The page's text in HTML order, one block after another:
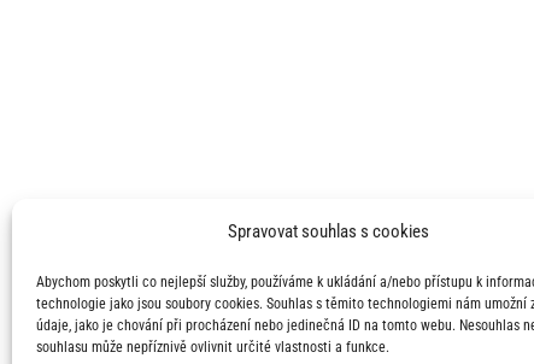
Spravovat souhlas s cookies
Abychom poskytli co nejlepší služby, používáme k ukládání a/nebo přístupu k
technologie jako jsou soubory cookies. Souhlas s těmito technologiemi nám umožní
údaje, jako je chování při procházení nebo jedinečná ID na tomto webu. Nesouhlas
souhlasu může nepříznivě ovlivnit určité vlastnosti a funkce.